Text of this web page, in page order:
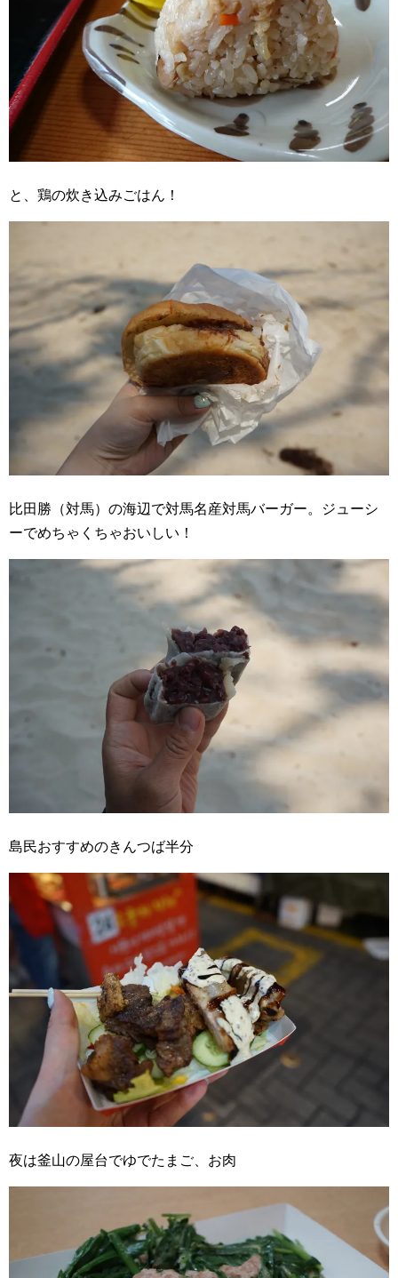
と、鶏の炊き込みごはん！
比田勝（対馬）の海辺で対馬名産対馬バーガー。ジューシ
ーでめちゃくちゃおいしい！
島民おすすめのきんつば半分
夜は釜山の屋台でゆでたまご、お肉